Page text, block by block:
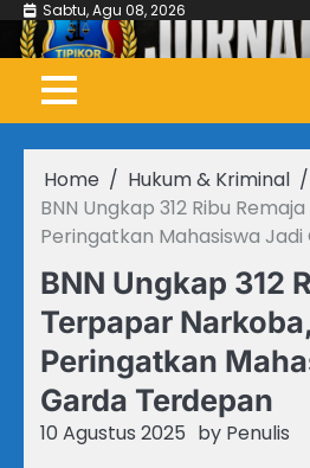
Skip
content
Sabtu, Agu 08, 2026
Home
Hukum & Kriminal
BNN Ungkap 312 Ribu
Peringatkan Mahasiswa
BNN Ungkap 312
Terpapar Narkoba,
Peringatkan
Garda Terdepan
10 Agustus 2025 by Penulis